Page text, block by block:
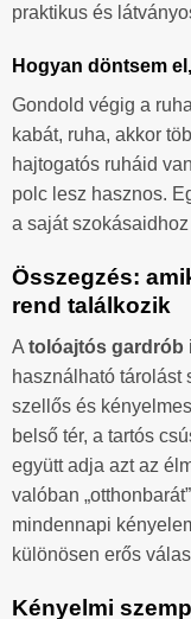
praktikus és
Hogyan döntsem
Gondold végig a
kabát, ruha, akkor
hajtogatós ruháid
polc lesz hasznos.
a saját
Összegzés:
rend találkozik
A tolóajtós gardrób
használható tárolást
szellős és
belső tér, a tartós
együtt adja azt az
valóban
mindennapi
különösen erős
Kényelmi